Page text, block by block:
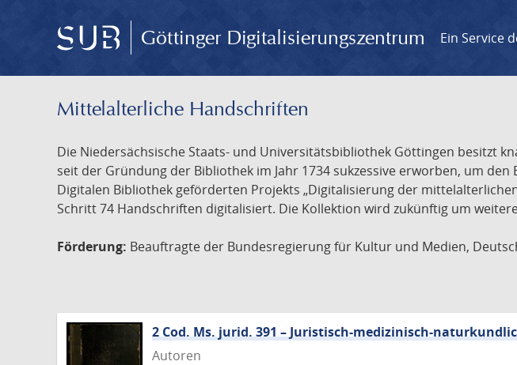
Göttinger Digitalisierungszentrum Ein Service
Mittelalterliche Handschriften
Die Niedersächsische Staats- und Universitätsbibliothek Göttingen besitzt
seit der Gründung der Bibliothek im Jahr 1734 sukzessive erworben, um
Digitalen Bibliothek geförderten Projekts „Digitalisierung der
Schritt 74 Handschriften digitalisiert. Die Kollektion wird zukünftig um
Förderung: Beauftragte der Bundesregierung für Kultur und Medien,
2 Cod. Ms. jurid. 391 – Juristisch-medizinisch-
Autoren